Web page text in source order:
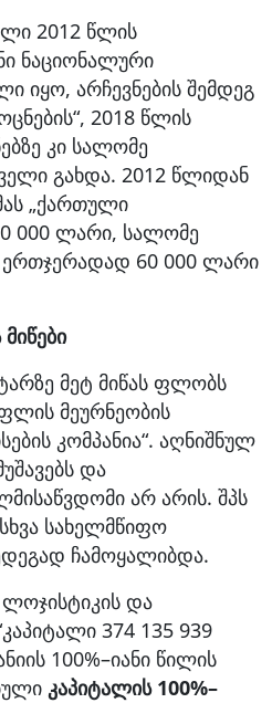
2012 წლის
ნაციონალური
იყო, არჩევნების შემდეგ
2018 წლის
კი სალომე
გახდა. 2012 წლიდან
„ქართული
000 ლარი, სალომე
ერთჯერადად 60 000 ლარი
მეტ მიწას ფლობს
მეურნეობის
კომპანია“. აღნიშნულ
და
არ არის. შპს
სახელმწიფო
ჩამოყალიბდა.
და
374 135 939
100%–იანი წილის
კაპიტალის 100%–